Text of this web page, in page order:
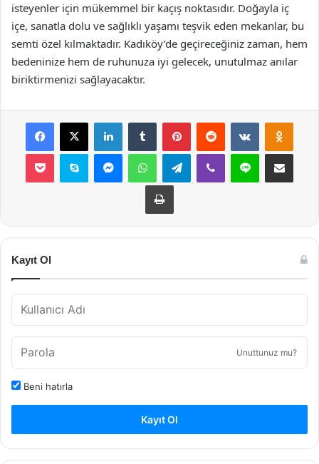
isteyenler için mükemmel bir kaçış noktasıdır. Doğayla iç
içe, sanatla dolu ve sağlıklı yaşamı teşvik eden mekanlar, bu
semti özel kılmaktadır. Kadıköy’de geçireceğiniz zaman, hem
bedeninize hem de ruhunuza iyi gelecek, unutulmaz anılar
biriktirmenizi sağlayacaktır.
Facebook
X LinkedInTumblr PinterestReddit VKontakte
Pocket Skype MessengerWhatsAppTelegramViber Line E-Posta ile
Yazdır
Kayıt Ol
Unuttunuz mu?
Beni hatırla
Kayıt Ol